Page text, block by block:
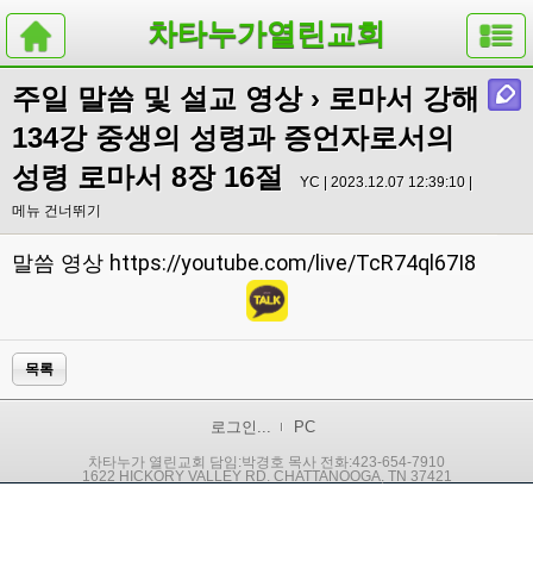
차타누가열린교회
주일 말씀 및 설교 영상› 로마서 강해
134강 중생의 성령과 증언자로서의
성령 로마서 8장 16절
YC | 2023.12.07 12:39:10 |
메뉴 건너뛰기
말씀 영상 https://youtube.com/live/TcR74ql67I8
목록
로그인... PC
차타누가 열린교회 담임:박경호 목사 전화:423-654-7910
1622 HICKORY VALLEY RD. CHATTANOOGA, TN 37421